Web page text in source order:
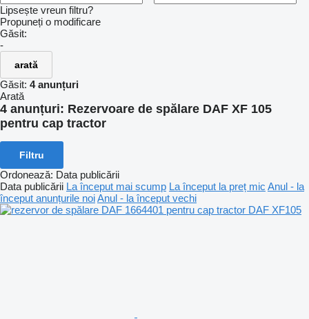
Lipsește vreun filtru?
Propuneți o modificare
Găsit:
-
arată
Găsit: 4 anunțuri
Arată
4 anunțuri: Rezervoare de spălare DAF XF 105
pentru cap tractor
Filtru
Ordonează: Data publicării
Data publicării La început mai scump La început la preț mic Anul - la
început anunțurile noiAnul - la început vechi